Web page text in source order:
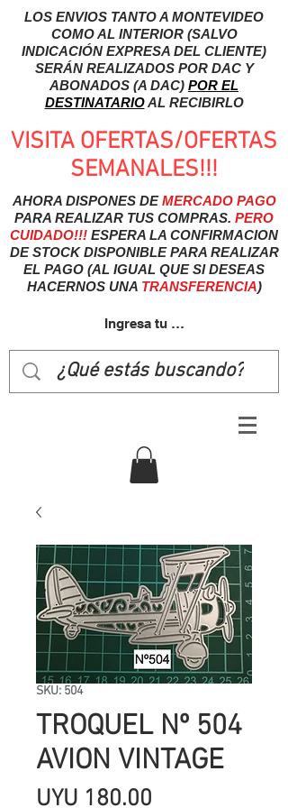
LOS ENVIOS TANTO A MONTEVIDEO
COMO AL INTERIOR (SALVO
INDICACIÓN EXPRESA DEL CLIENTE)
SERÁN REALIZADOS POR DAC Y
ABONADOS (A DAC) POR EL
DESTINATARIOAL RECIBIRLO
VISITA OFERTAS/OFERTAS
SEMANALES!!!
AHORA DISPONES DEMERCADO PAGO
PARA REALIZAR TUS COMPRAS. PERO
CUIDADO!!! ESPERA LA CONFIRMACION
DE STOCK DISPONIBLE PARA REALIZAR
EL PAGO (AL IGUAL QUE SI DESEAS
HACERNOS UNA TRANSFERENCIA)
Ingresa tu usuairo
SKU: 504
TROQUEL Nº 504
AVION VINTAGE
UYU 180.00